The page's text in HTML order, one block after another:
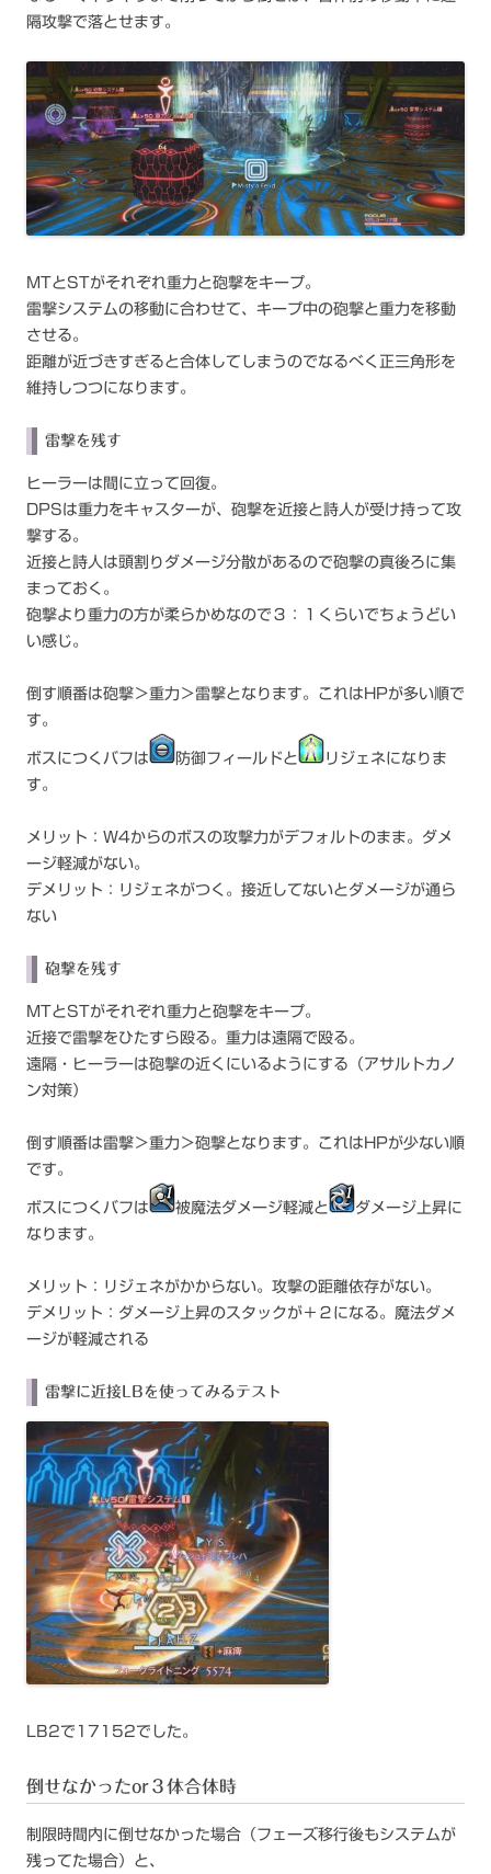
隔攻撃で落とせます。
MTとSTがそれぞれ重力と砲撃をキープ。
雷撃システムの移動に合わせて、キープ中の砲撃と重力を移動
させる。
距離が近づきすぎると合体してしまうのでなるべく正三角形を
維持しつつになります。
雷撃を残す
ヒーラーは間に立って回復。
DPSは重力をキャスターが、砲撃を近接と詩人が受け持って攻
撃する。
近接と詩人は頭割りダメージ分散があるので砲撃の真後ろに集
まっておく。
砲撃より重力の方が柔らかめなので３：１くらいでちょうどい
い感じ。
倒す順番は砲撃＞重力＞雷撃となります。これはHPが多い順で
す。
ボスにつくバフは 防御フィールドと
リジェネになりま
す。
メリット：W4からのボスの攻撃力がデフォルトのまま。ダメ
ージ軽減がない。
デメリット：リジェネがつく。接近してないとダメージが通ら
ない
砲撃を残す
MTとSTがそれぞれ重力と砲撃をキープ。
近接で雷撃をひたすら殴る。重力は遠隔で殴る。
遠隔・ヒーラーは砲撃の近くにいるようにする（アサルトカノ
ン対策）
倒す順番は雷撃＞重力＞砲撃となります。これはHPが少ない順
です。
ボスにつくバフは 被魔法ダメージ軽減と
ダメージ上昇に
なります。
メリット：リジェネがかからない。攻撃の距離依存がない。
デメリット：ダメージ上昇のスタックが＋２になる。魔法ダメ
ージが軽減される
雷撃に近接LBを使ってみるテスト
LB2で17152でした。
倒せなかったor３体合体時
制限時間内に倒せなかった場合（フェーズ移行後もシステムが
残ってた場合）と、